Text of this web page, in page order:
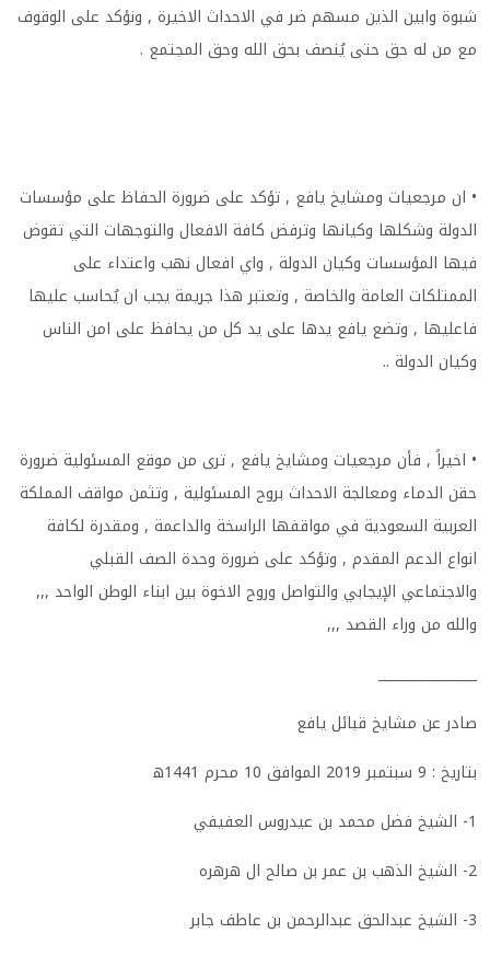
شبوة وابين الذين مسهم ضر في الاحداث الاخيرة , ونؤكد على الوقوف
مع من له حق حتى يُنصف بحق الله وحق المجتمع .
• ان مرجعيات ومشايخ يافع , تؤكد على ضرورة الحفاظ على مؤسسات
الدولة وشكلها وكيانها وترفض كافة الافعال والتوجهات التي تقوض
فيها المؤسسات وكيان الدولة , واي افعال نهب واعتداء على
الممتلكات العامة والخاصة , وتعتبر هذا جريمة يجب ان يُحاسب عليها
فاعليها , وتضع يافع يدها على يد كل من يحافظ على امن الناس
وكيان الدولة ..
• اخيراً , فأن مرجعيات ومشايخ يافع , ترى من موقع المسئولية ضرورة
حقن الدماء ومعالجة الاحداث بروح المسئولية , وتثمن مواقف المملكة
العربية السعودية في مواقفها الراسخة والداعمة , ومقدرة لكافة
انواع الدعم المقدم , وتؤكد على ضرورة وحدة الصف القبلي
والاجتماعي الإيجابي والتواصل وروح الاخوة بين ابناء الوطن الواحد ,,,
والله من وراء القصد ,,,
_______________
صادر عن مشايخ قبائل يافع
بتاريخ : 9 سبتمبر 2019 الموافق 10 محرم 1441ه
1- الشيخ فضل محمد بن عيدروس العفيفي
2- الشيخ الذهب بن عمر بن صالح ال هرهره
3- الشيخ عبدالحق عبدالرحمن بن عاطف جابر